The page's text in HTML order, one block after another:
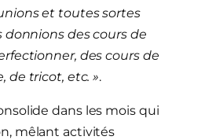
et toutes sortes
donnions des cours de
des cours de
de tricot, etc. ».
dans les mois qui
mêlant activités